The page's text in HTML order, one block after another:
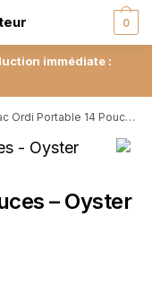
0
immédiate :
Ordi Portable 14 Pouces – Oyster
– Oyster